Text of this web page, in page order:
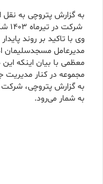
به گزارش پتروچی به
شرکت در تیرماه ۱۴۰۳ شکست.
وی با تاکید بر روند
مدیرعامل مسجدسليمان
معظمی با بیان اینکه
مجموعه در کنار مدیریت
به شمار می‌رود.